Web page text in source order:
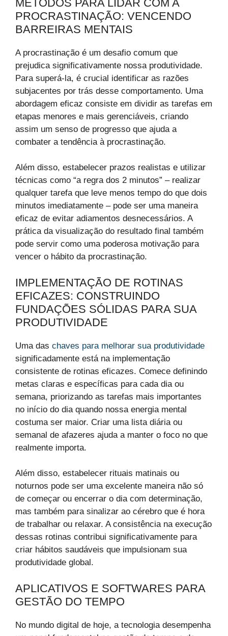
MÉTODOS PARA LIDAR COM A
PROCRASTINAÇÃO: VENCENDO
BARREIRAS MENTAIS
A procrastinação é um desafio comum que
prejudica significativamente nossa produtividade.
Para superá-la, é crucial identificar as razões
subjacentes por trás desse comportamento. Uma
abordagem eficaz consiste em dividir as tarefas em
etapas menores e mais gerenciáveis, criando
assim um senso de progresso que ajuda a
combater a tendência à procrastinação.
Além disso, estabelecer prazos realistas e utilizar
técnicas como “a regra dos 2 minutos” – realizar
qualquer tarefa que leve menos tempo do que dois
minutos imediatamente – pode ser uma maneira
eficaz de evitar adiamentos desnecessários. A
prática da visualização do resultado final também
pode servir como uma poderosa motivação para
vencer o hábito da procrastinação.
IMPLEMENTAÇÃO DE ROTINAS
EFICAZES: CONSTRUINDO
FUNDAÇÕES SÓLIDAS PARA SUA
PRODUTIVIDADE
Uma das chaves para melhorar sua produtividade
significadamente está na implementação
consistente de rotinas eficazes. Comece definindo
metas claras e específicas para cada dia ou
semana, priorizando as tarefas mais importantes
no início do dia quando nossa energia mental
costuma ser maior. Criar uma lista diária ou
semanal de afazeres ajuda a manter o foco no que
realmente importa.
Além disso, estabelecer rituais matinais ou
noturnos pode ser uma excelente maneira não só
de começar ou encerrar o dia com determinação,
mas também para sinalizar ao cérebro que é hora
de trabalhar ou relaxar. A consistência na execução
dessas rotinas contribui significativamente para
criar hábitos saudáveis que impulsionam sua
produtividade global.
APLICATIVOS E SOFTWARES PARA
GESTÃO DO TEMPO
No mundo digital de hoje, a tecnologia desempenha